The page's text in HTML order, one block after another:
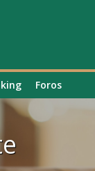
Foros